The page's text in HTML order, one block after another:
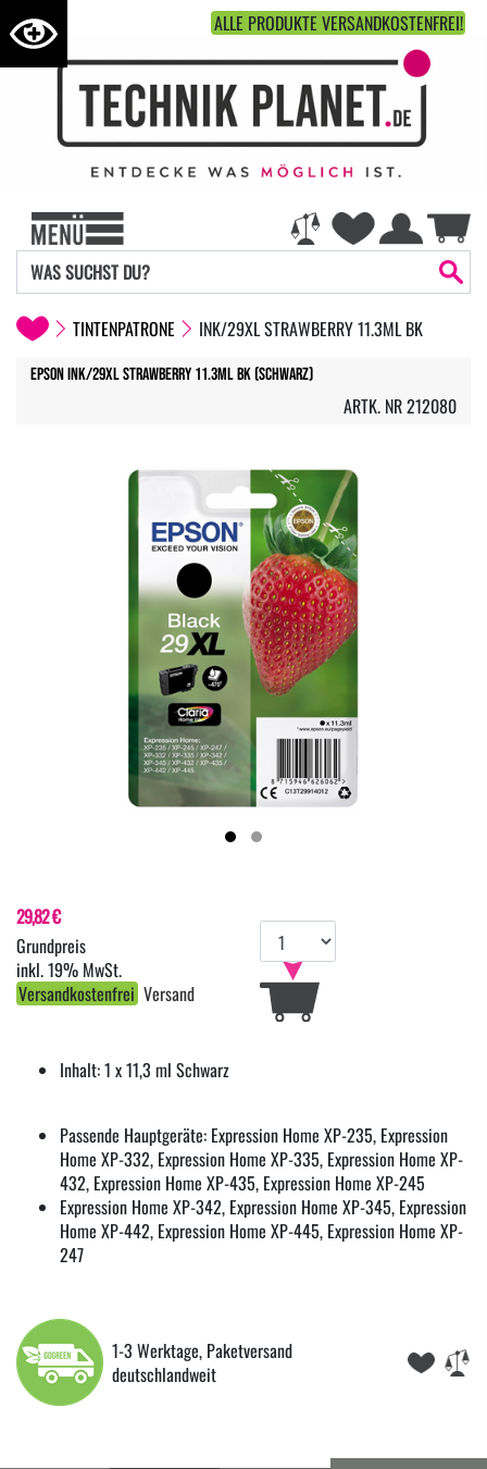
ALLE PRODUKTE VERSANDKOSTENFREI!
TINTENPATRONE INK/29XL STRAWBERRY 11.3ML BK
Epson Ink/29XL Strawberry 11.3ml BK (Schwarz)
ARTK. NR 212080
Inhalt: 1 x 11,3 ml Schwarz
Passende Hauptgeräte: Expression Home XP-235, Expression
Home XP-332, Expression Home XP-335, Expression Home XP-
432, Expression Home XP-435, Expression Home XP-245
Expression Home XP-342, Expression Home XP-345, Expression
Home XP-442, Expression Home XP-445, Expression Home XP-
247
1-3 Werktage, Paketversand
deutschlandweit
29,82 €
inkl. 19% MwSt.
Versandkostenfrei Versand